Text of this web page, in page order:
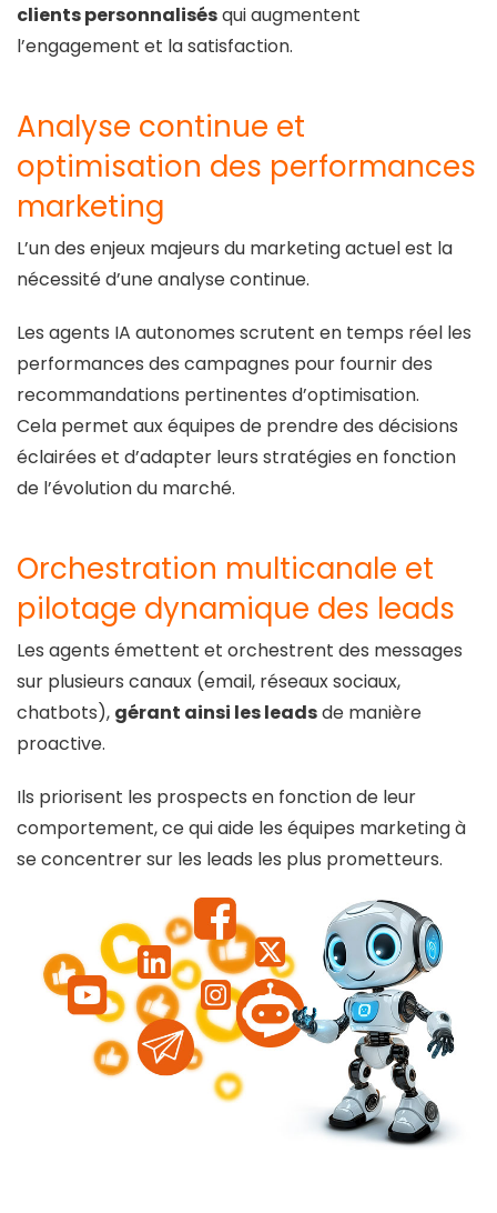
clients personnalisésqui augmentent
l’engagement et la satisfaction.
Analyse continue et
optimisation des performances
marketing
L’un des enjeux majeurs du marketing actuel est la
nécessité d’une analyse continue.
Les agents IA autonomes scrutent en temps réel les
performances des campagnes pour fournir des
recommandations pertinentes d’optimisation.
Cela permet aux équipes de prendre des décisions
éclairées et d’adapter leurs stratégies en fonction
de l’évolution du marché.
Orchestration multicanale et
pilotage dynamique des leads
Les agents émettent et orchestrent des messages
sur plusieurs canaux (email, réseaux sociaux,
chatbots), gérant ainsi les leadsde manière
proactive.
Ils priorisent les prospects en fonction de leur
comportement, ce qui aide les équipes marketing à
se concentrer sur les leads les plus prometteurs.